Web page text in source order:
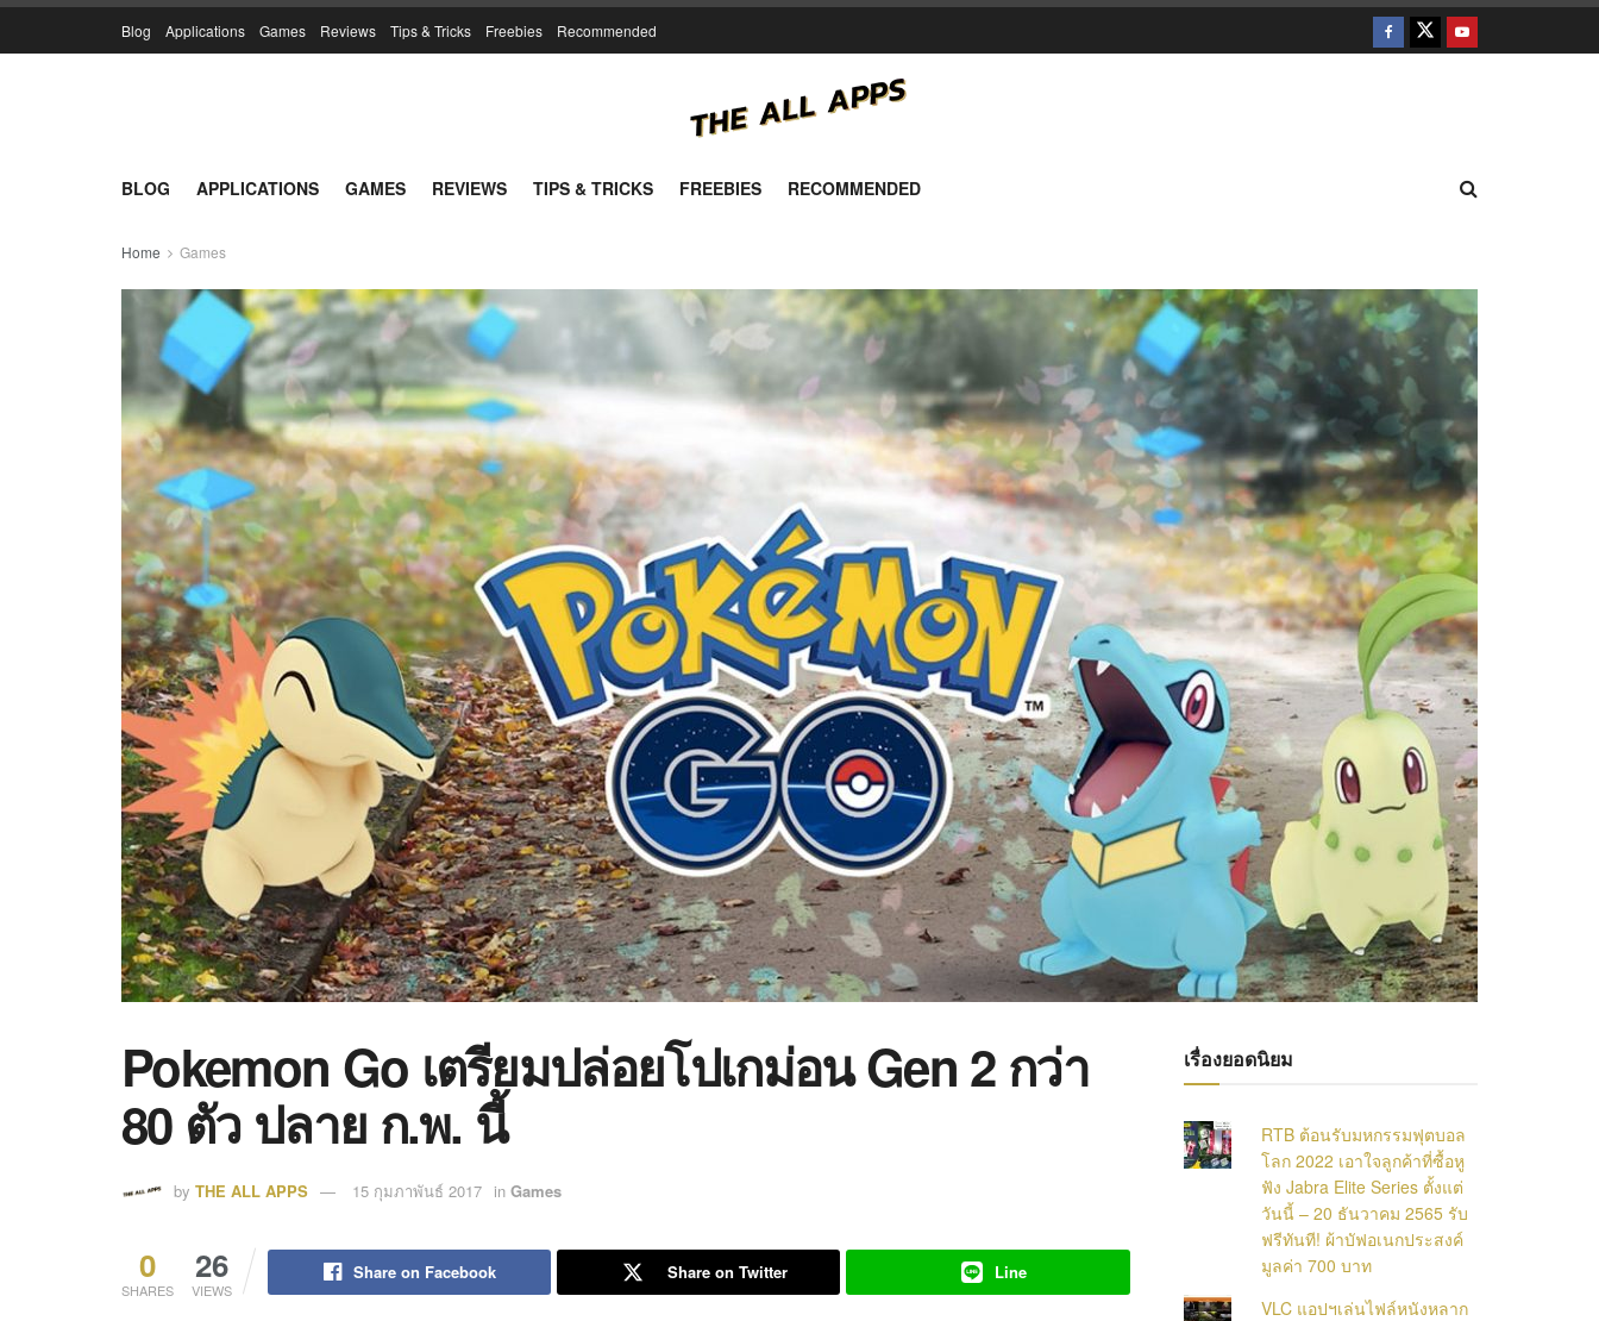
Blog Applications Games Reviews Tips & Tricks Freebies Recommended
BLOG APPLICATIONS GAMES REVIEWS TIPS & TRICKS FREEBIES RECOMMENDED
Home Games
Pokemon Go เตรียมปล่อยโปเกม่อน Gen 2 กว่า
80 ตัว ปลาย ก.พ. นี้
by THE ALL APPS 15 กุมภาพันธ์ 2017 in Games
0
SHARES
26
VIEWS
Share on Facebook Share on Twitter Line
เรื่องยอดนิยม
RTB ต้อนรับมหกรรมฟุตบอล
โลก 2022 เอาใจลูกค้าที่ซื้อหู
ฟัง Jabra Elite Series ตั้งแต่
วันนี้ – 20 ธันวาคม 2565 รับ
ฟรีทันที! ผ้าบัฟอเนกประสงค์
มูลค่า 700 บาท
VLC แอปฯเล่นไฟล์หนังหลาก